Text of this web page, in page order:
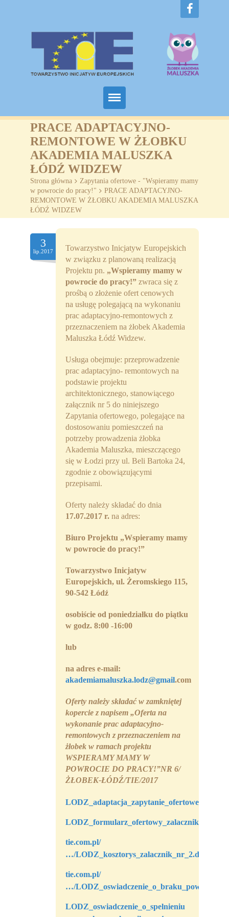
Home
O nas
Projekty
Żłobki
SZKOLENIA
Współpraca
Sponsorzy
Kontakt
Rekrutacja Widzew
Zapytania ofertowe
PRACE ADAPTACYJNO-
REMONTOWE W ŻŁOBKU
AKADEMIA MALUSZKA
ŁÓDŹ WIDZEW
Strona główna > Zapytania ofertowe - "Wspieramy mamy
w powrocie do pracy!" > PRACE ADAPTACYJNO-
REMONTOWE W ŻŁOBKU AKADEMIA MALUSZKA
ŁÓDŹ WIDZEW
3
lip.2017
Towarzystwo Inicjatyw Europejskich
w związku z planowaną realizacją
Projektu pn. „Wspieramy mamy w
powrocie do pracy!” zwraca się z
prośbą o złożenie ofert cenowych
na usługę polegającą na wykonaniu
prac adaptacyjno-remontowych z
przeznaczeniem na żłobek Akademia
Maluszka Łódź Widzew.
Usługa obejmuje: przeprowadzenie
prac adaptacyjno- remontowych na
podstawie projektu
architektonicznego, stanowiącego
załącznik nr 5 do niniejszego
Zapytania ofertowego, polegające na
dostosowaniu pomieszczeń na
potrzeby prowadzenia żłobka
Akademia Maluszka, mieszczącego
się w Łodzi przy ul. Beli Bartoka 24,
zgodnie z obowiązującymi
przepisami.
Oferty należy składać do dnia
17.07.2017 r. na adres:
Biuro Projektu „Wspieramy mamy
w powrocie do pracy!”
Towarzystwo Inicjatyw
Europejskich, ul. Żeromskiego 115,
90-542 Łódź
osobiście od poniedziałku do piątku
w godz. 8:00 -16:00
lub
na adres e-mail:
akademiamaluszka.lodz@gmail.com
Oferty należy składać w zamkniętej
kopercie z napisem „Oferta na
wykonanie prac adaptacyjno-
remontowych z przeznaczeniem na
żłobek w ramach projektu
WSPIERAMY MAMY W
POWROCIE DO PRACY!”NR 6/
ŻŁOBEK-ŁÓDŹ/TIE/2017
LODZ_adaptacja_zapytanie_ofertowe_lipiec
LODZ_formularz_ofertowy_zalacznik_nr_1
tie.com.pl/
…/LODZ_kosztorys_zalacznik_nr_2.doc
tie.com.pl/
…/
LODZ_oswiadczenie_o_spelnieniu